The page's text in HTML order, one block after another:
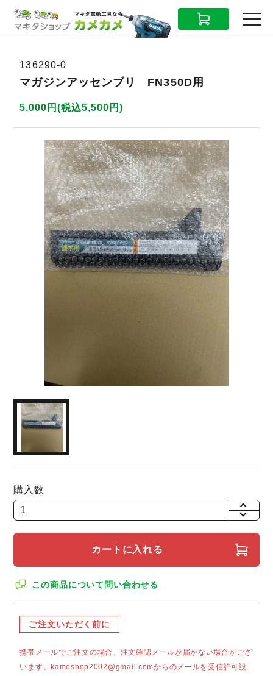
CART MENU
136290-0
マガジンアッセンブリ FN350D用
5,000円(税込5,500円)
購入数
+
カートに入れる
この商品について問い合わせる
ご注文いただく前に
携帯メールでご注文の場合、注文確認メールが届かない場合がござ
います。kameshop2002@gmail.comからのメールを受信許可設